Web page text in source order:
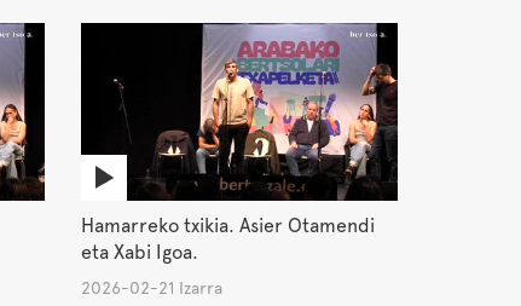
Hamarreko txikia. Asier Otamendi
eta Xabi Igoa.
2026-02-21 Izarra